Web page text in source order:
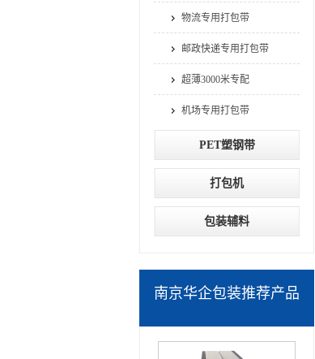
物流专用打包带
邮政快递专用打包带
超薄3000米专配
机场专用打包带
PET塑钢带
打包机
包装辅料
南京华企包装推荐产品